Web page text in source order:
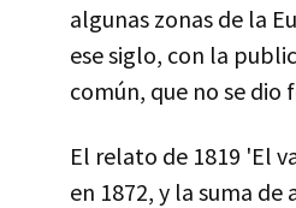
algunas zonas de la
ese siglo, con la
común, que no se dio
El relato de 1819 'El
en 1872, y la suma